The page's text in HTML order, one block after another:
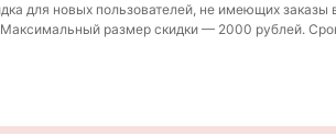
для новых пользователей, не имеющих заказы
размер скидки — 2000 рублей.